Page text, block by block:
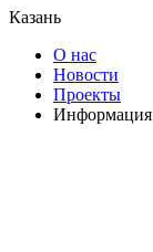
Казань
О нас
Новости
Проекты
Информация